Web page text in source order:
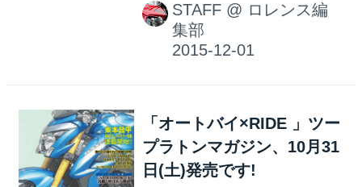
モデル。 スタイリングは写真
で確認できたけど、 どんなメ
カニズムが搭載されているか?
モデルの詳細に迫っているの
がオートバイ1月号。 ぜひ、じ
っくりご覧ください! オートバ
STAFF @ ロレンス編
集部
「オートバイ×RIDE 」ツー
プラトンマガジン、10月31
日(土)発売です!